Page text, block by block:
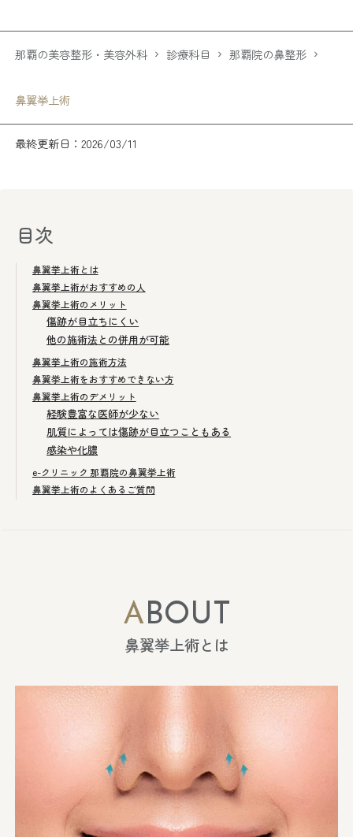
那覇の美容整形・美容外科 診療科目 那覇院の鼻整形
鼻翼挙上術
最終更新日：2026/03/11
目次
鼻翼挙上術とは
鼻翼挙上術がおすすめの人
鼻翼挙上術のメリット
傷跡が目立ちにくい
他の施術法との併用が可能
鼻翼挙上術の施術方法
鼻翼挙上術をおすすめできない方
鼻翼挙上術のデメリット
経験豊富な医師が少ない
肌質によっては傷跡が目立つこともある
感染や化膿
e-クリニック 那覇院の鼻翼挙上術
鼻翼挙上術のよくあるご質問
ABOUT
鼻翼挙上術とは